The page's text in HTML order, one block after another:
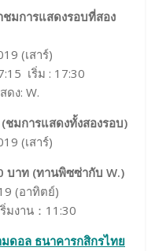
มการแสดงรอบที่สอง
(เสาร์)
เริ่ม : 17:30
ดง: W.
ชมการแสดงทั้งสองรอบ)
(เสาร์)
บาท (ทานพิซซ่ากับ W.)
(อาทิตย์)
มงาน：11:30
ดอล ธนาคารกสิกรไทย